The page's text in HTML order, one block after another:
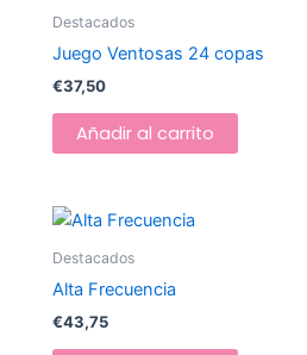
Destacados
Juego Ventosas 24 copas
€37,50
Añadir al carrito
Destacados
Alta Frecuencia
€43,75